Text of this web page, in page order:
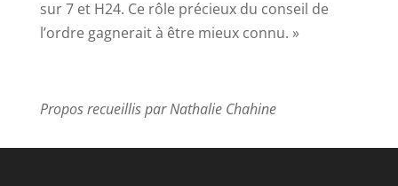
sur 7 et H24. Ce rôle précieux du conseil de
l’ordre gagnerait à être mieux connu. »
Propos recueillis par Nathalie Chahine